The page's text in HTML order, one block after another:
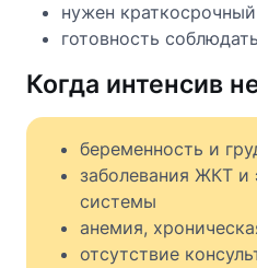
нужен краткосрочный
готовность
Когда интенсив
беременность и
заболевания ЖКТ и
системы
анемия,
отсутствие